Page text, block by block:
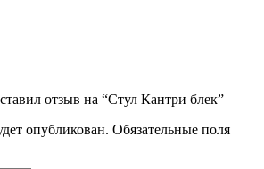
отзыв на “Стул Кантри блек”
опубликован. Обязательные поля